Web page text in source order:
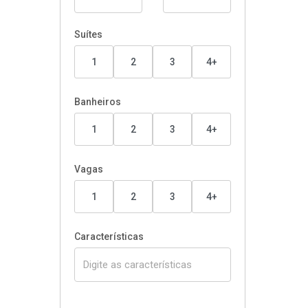
Suítes
1 2 3 4+
Banheiros
1 2 3 4+
Vagas
1 2 3 4+
Características